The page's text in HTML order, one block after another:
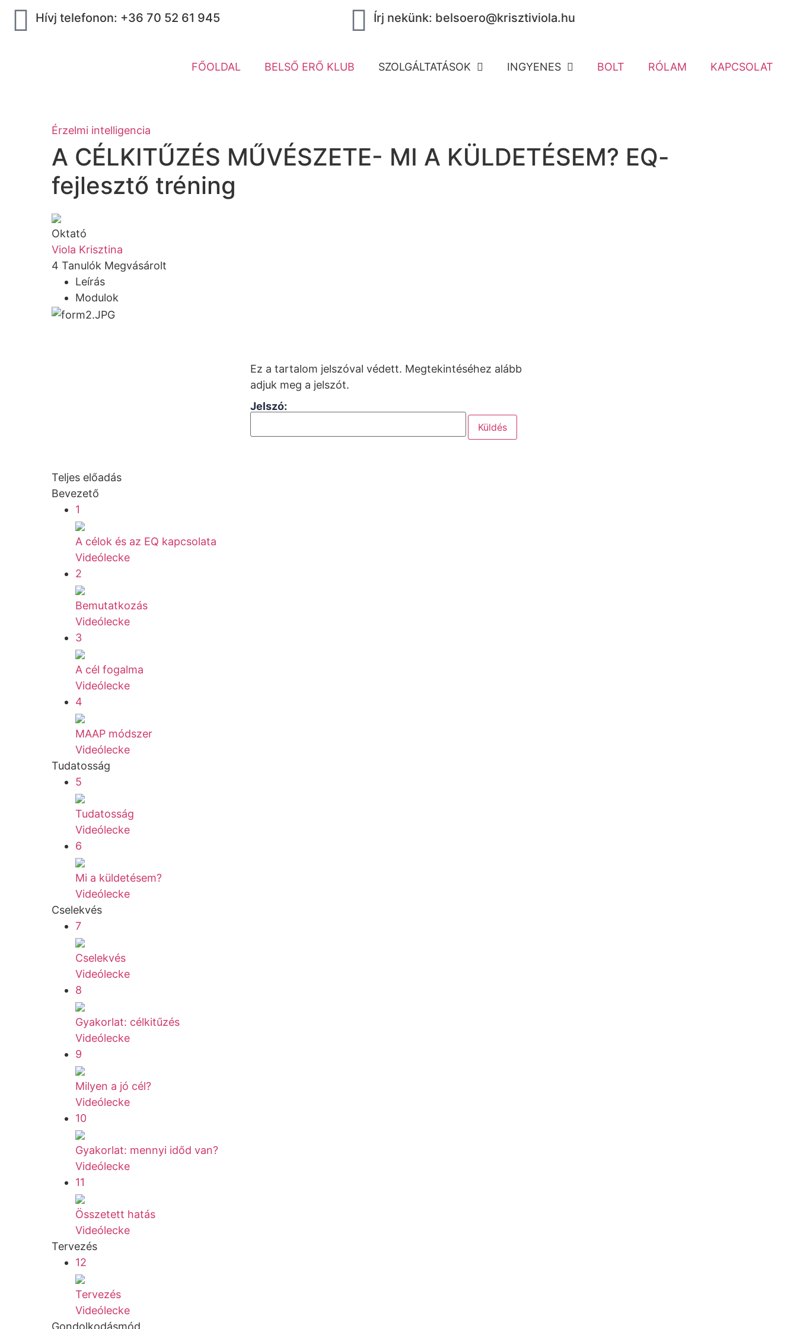
Hívj telefonon: +36 70 52 61 945 Írj nekünk: belsoero@krisztiviola.hu
FŐOLDAL BELSŐ ERŐ KLUB SZOLGÁLTATÁSOK INGYENES BOLT RÓLAM KAPCSOLAT
Érzelmi intelligencia
A CÉLKITŰZÉS MŰVÉSZETE- MI A KÜLDETÉSEM? EQ-
fejlesztő tréning
Oktató
Viola Krisztina
4 Tanulók Megvásárolt
Leírás
Modulok
Ez a tartalom jelszóval védett. Megtekintéséhez alább
adjuk meg a jelszót.
Jelszó:
Teljes előadás
Bevezető
1
A célok és az EQ kapcsolata
Videólecke
2
Bemutatkozás
Videólecke
3
A cél fogalma
Videólecke
4
MAAP módszer
Videólecke
Tudatosság
5
Tudatosság
Videólecke
6
Mi a küldetésem?
Videólecke
Cselekvés
7
Cselekvés
Videólecke
8
Gyakorlat: célkitűzés
Videólecke
9
Milyen a jó cél?
Videólecke
10
Gyakorlat: mennyi időd van?
Videólecke
11
Összetett hatás
Videólecke
Tervezés
12
Tervezés
Videólecke